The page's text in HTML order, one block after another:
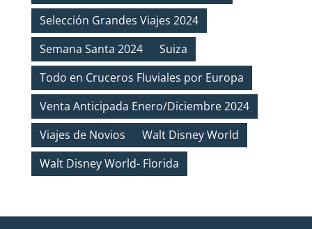
Selección Grandes Viajes 2024
Semana Santa 2024
Suiza
Todo en Cruceros Fluviales por Europa
Venta Anticipada Enero/Diciembre 2024
Viajes de Novios
Walt Disney World
Walt Disney World- Florida